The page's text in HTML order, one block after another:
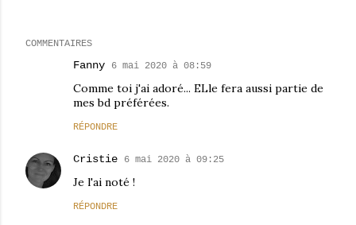
COMMENTAIRES
Fanny 6 mai 2020 à 08:59
Comme toi j'ai adoré... ELle fera aussi partie de
mes bd préférées.
RÉPONDRE
Cristie 6 mai 2020 à 09:25
Je l'ai noté !
RÉPONDRE